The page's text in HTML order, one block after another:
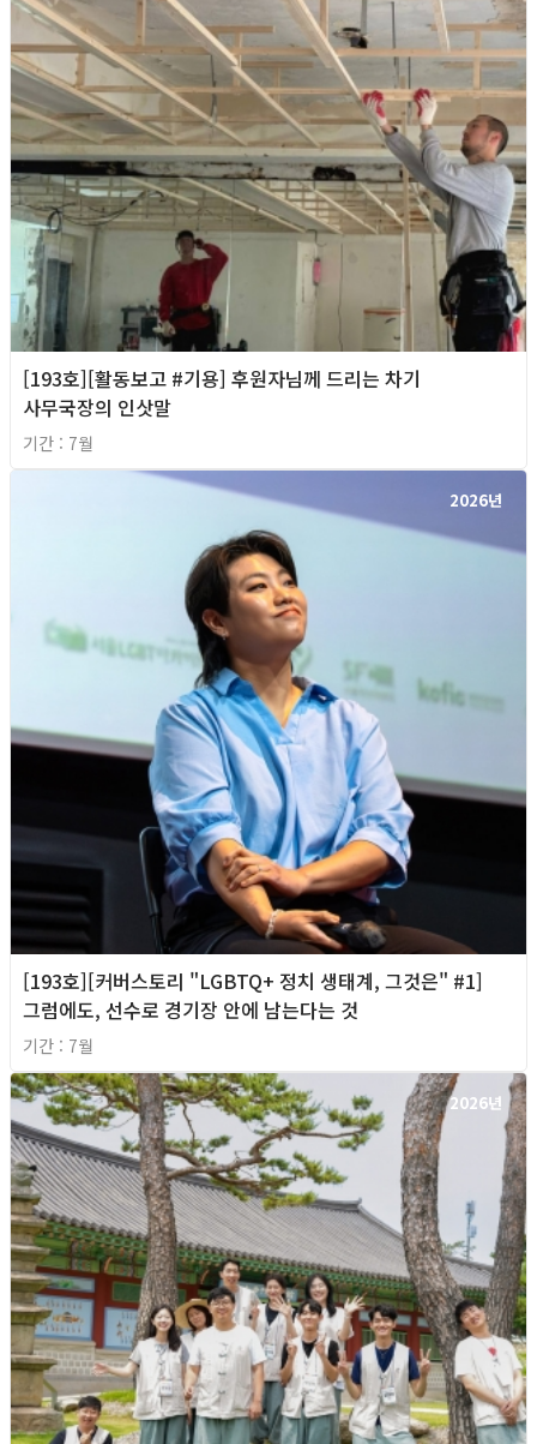
[193호][활동보고 #기용] 후원자님께 드리는 차기
사무국장의 인삿말
기간 : 7월
2026년
[193호][커버스토리 "LGBTQ+ 정치 생태계, 그것은" #1]
그럼에도, 선수로 경기장 안에 남는다는 것
기간 : 7월
2026년